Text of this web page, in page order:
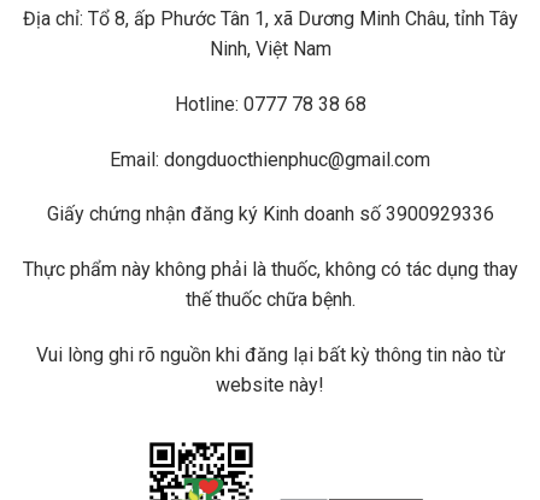
Địa chỉ: Tổ 8, ấp Phước Tân 1, xã Dương Minh Châu, tỉnh Tây
Ninh, Việt Nam
Hotline: 0777 78 38 68
Email: dongduocthienphuc@gmail.com
Giấy chứng nhận đăng ký Kinh doanh số 3900929336
Thực phẩm này không phải là thuốc, không có tác dụng thay
thế thuốc chữa bệnh.
Vui lòng ghi rõ nguồn khi đăng lại bất kỳ thông tin nào từ
website này!